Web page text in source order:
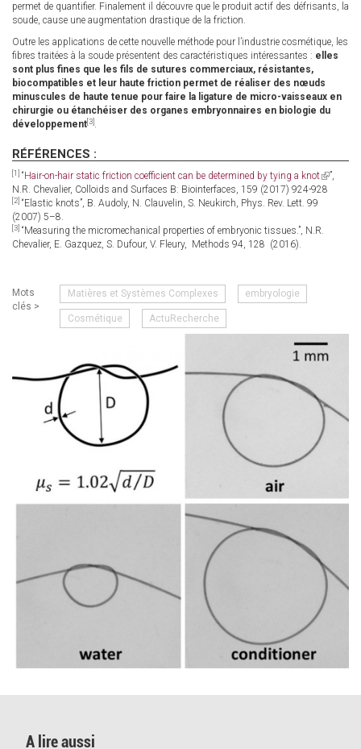
permet de quantifier. Finalement il découvre que le produit actif des défrisants, la
soude, cause une augmentation drastique de la friction.
Outre les applications de cette nouvelle méthode pour l’industrie cosmétique, les
fibres traitées à la soude présentent des caractéristiques intéressantes : elles
sont plus fines que les fils de sutures commerciaux, résistantes,
biocompatibles et leur haute friction permet de réaliser des nœuds
minuscules de haute tenue pour faire la ligature de micro-vaisseaux en
chirurgie ou étanchéiser des organes embryonnaires en biologie du
développement [3] .
RÉFÉRENCES :
[1] “Hair-on-hair static friction coefficient can be determined by tying a knot(link
is
”,
N.R. Chevalier, Colloids and Surfaces B: Biointerfaces, 159 (2017) 924-928
[2] “Elastic knots”, B. Audoly, N. Clauvelin, S. Neukirch, Phys. Rev. Lett. 99
(2007) 5–8.
[3] “Measuring the micromechanical properties of embryonic tissues.”, N.R.
Chevalier, E. Gazquez, S. Dufour, V. Fleury, Methods 94, 128 (2016).
Mots
clés >
Matières et Systèmes Complexes embryologie
Cosmétique ActuRecherche
A lire aussi